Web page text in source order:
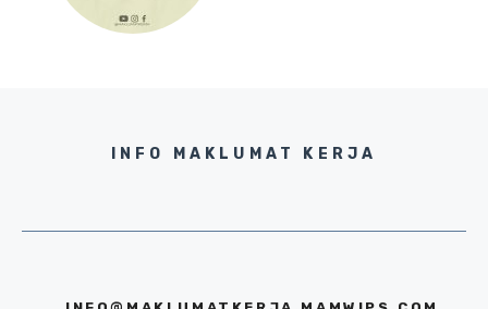
INFO MAKLUMAT KERJA